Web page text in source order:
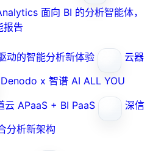
面向 BI 的分析智能体，
报告
动的智能分析新体验
云器
Denodo x 智谱 AI ALL YOU
云 APaaS + BI PaaS
深信
分析新架构